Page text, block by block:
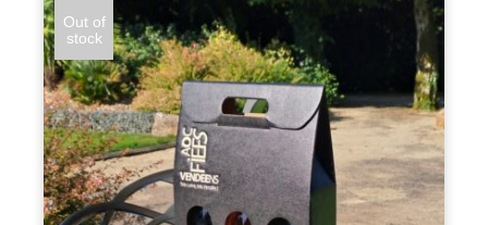
Out of
stock